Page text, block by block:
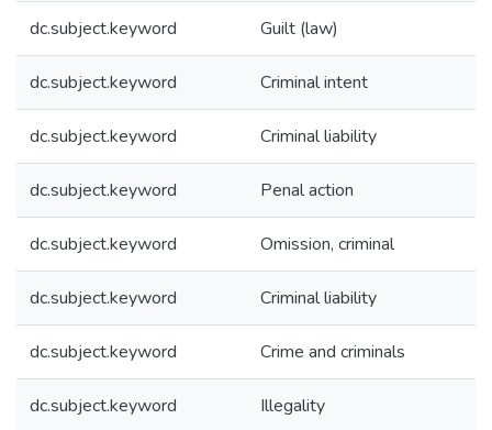
dc.subject.keyword Guilt (law)
dc.subject.keyword Criminal intent
dc.subject.keyword Criminal liability
dc.subject.keyword Penal action
dc.subject.keyword Omission, criminal
dc.subject.keyword Criminal liability
dc.subject.keyword Crime and criminals
dc.subject.keyword Illegality